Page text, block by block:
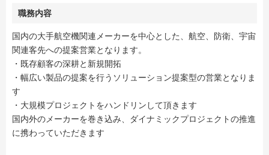
職務内容
国内の大手航空機関連メーカーを中心とした、航空、防衛、宇宙
関連客先への提案営業となります。
・既存顧客の深耕と新規開拓
・幅広い製品の提案を行うソリューション提案型の営業となりま
す
・大規模プロジェクトをハンドリンして頂きます
国内外のメーカーを巻き込み、ダイナミックプロジェクトの推進
に携わっていただきます